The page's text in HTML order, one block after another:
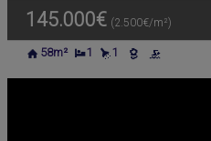
145.000€ (2.500€/m²)
58m² 1 1